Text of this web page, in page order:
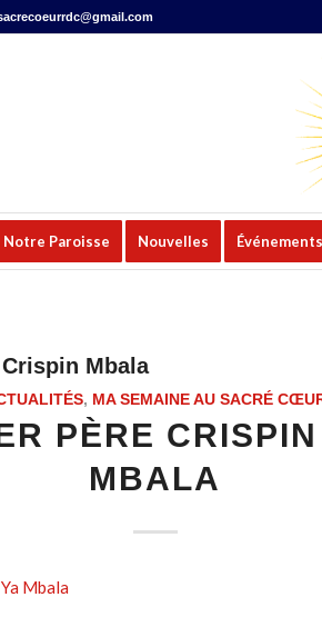
Notre Paroisse Nouvelles Événements
Crispin Mbala
, MA SEMAINE AU SACRÉ
PÈRE
MBALA